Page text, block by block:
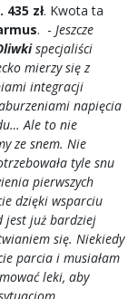
zł. Kwota ta
. - Jeszcze
specjaliści
mierzy się z
integracji
napięcia
Ale to nie
ze snem. Nie
tyle snu
pierwszych
dzięki wsparciu
jest już bardziej
się. Niekiedy
parcia i musiałam
leki, aby